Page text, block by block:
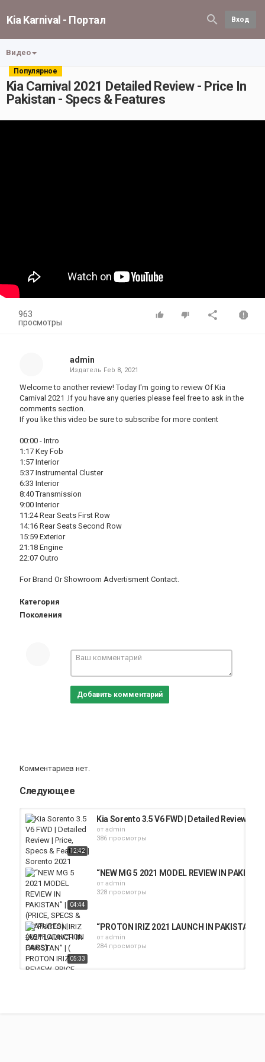
Kia Karnival - Портал Вход
Видео
Популярное
Kia Carnival 2021 Detailed Review - Price In
Pakistan - Specs & Features
963
просмотры
admin
Издатель Feb 8, 2021
Welcome to another review! Today I'm going to review Of Kia
Carnival 2021 .If you have any queries please feel free to ask in the
comments section.
If you like this video be sure to subscribe for more content
00:00 - Intro
1:17 Key Fob
1:57 Interior
5:37 Instrumental Cluster
6:33 Interior
8:40 Transmission
9:00 Interior
11:24 Rear Seats First Row
14:16 Rear Seats Second Row
15:59 Exterior
21:18 Engine
22:07 Outro
For Brand Or Showroom Advertisment Contact.
Категория
Поколения
Добавить комментарий
Комментариев нет.
Следующее
12:42
Kia Sorento 3.5 V6 FWD | Detailed Review |
от admin
386 просмотры
04:44
“NEW MG 5 2021 MODEL REVIEW IN
от admin
328 просмотры
05:33
“PROTON IRIZ 2021 LAUNCH IN PAKISTAN” |
от admin
284 просмотры